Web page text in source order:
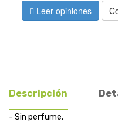
Leer opiniones
Descripción
- Sin perfume.